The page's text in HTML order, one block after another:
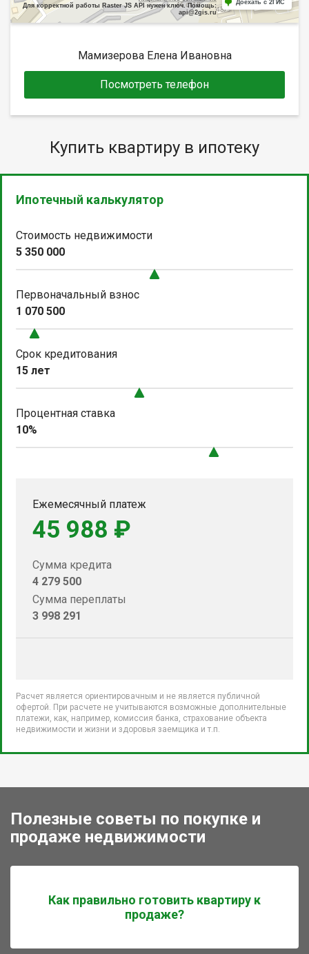
Для корректной работы Raster JS API нужен ключ. Помощь:
api@2gis.ru
Доехать с 2ГИС
Мамизерова Елена Ивановна
Посмотреть телефон
Купить квартиру в ипотеку
Ипотечный калькулятор
Стоимость недвижимости
5 350 000
Первоначальный взнос
1 070 500
Срок кредитования
15 лет
Процентная ставка
10%
Ежемесячный платеж
45 988 ₽
Сумма кредита
4 279 500
Сумма переплаты
3 998 291
Расчет является ориентировачным и не является публичной
офертой. При расчете не учитываются возможные дополнительные
платежи, как, например, комиссия банка, страхование объекта
недвижимости и жизни и здоровья заемщика и т.п.
Полезные советы по покупке и
продаже недвижимости
Как правильно готовить квартиру к
продаже?